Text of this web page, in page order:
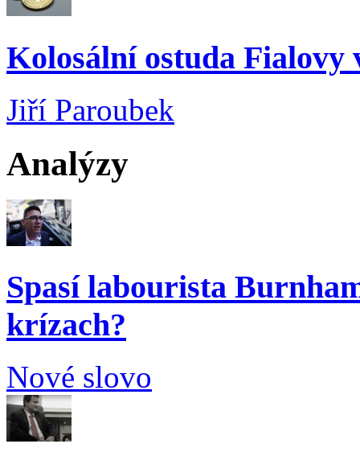
Kolosální ostuda Fialovy
Jiří Paroubek
Analýzy
Spasí labourista
krízach?
Nové slovo